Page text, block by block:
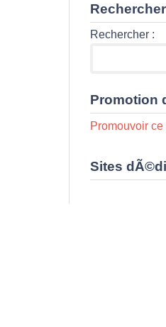
Rechercher
Rechercher :
Promotion
Promouvoir ce
Sites